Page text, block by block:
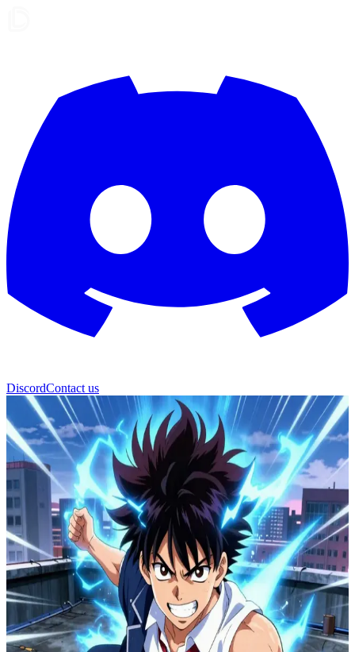
DiscordContact us